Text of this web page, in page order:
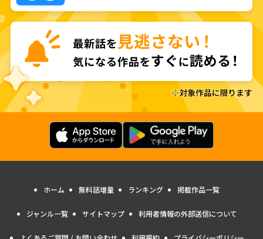
ホーム 無料話増量 ランキング 掲載作品一覧
ジャンル一覧 サイトマップ 利用者情報の外部送信について